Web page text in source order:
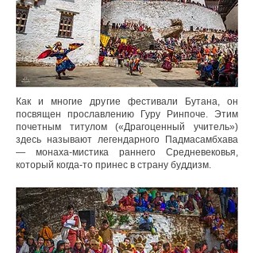
Как и многие другие фестивали Бутана, он
посвящен прославлению Гуру Ринпоче. Этим
почетным титулом («Драгоценный учитель»)
здесь называют легендарного Падмасамбхава
— монаха-мистика раннего Средневековья,
который когда-то принес в страну буддизм.